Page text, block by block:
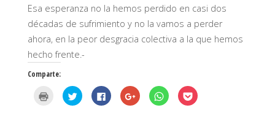
Esa esperanza no la hemos perdido en casi dos
décadas de sufrimiento y no la vamos a perder
ahora, en la peor desgracia colectiva a la que hemos
hecho frente.-
Comparte:
H
a
H
a
H
a
H
a
H
a